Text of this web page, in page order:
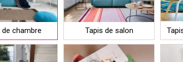
de chambre Tapis de salon